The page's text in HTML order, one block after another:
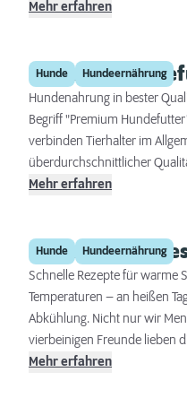
Zusammensetzung. Was
etwas beachtet werden?
Mehr erfahren
Hunde Hundeernährung
Premium
Hundenahrung in bester
Begriff "Premium
verbinden Tierhalter im
überdurchschnittlicher
ist, trotz seiner weit
Mehr erfahren
Hunde Hundeernährung
Selbst
Schnelle Rezepte für warme
Temperaturen – an heißen
Abkühlung. Nicht nur wir
vierbeinigen Freunde lieben
Schokoladeneis und Co.
Mehr erfahren